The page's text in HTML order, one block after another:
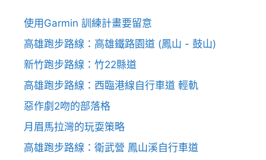
使用Garmin 訓練計畫要留意
高雄跑步路線：高雄鐵路園道 (鳳山 - 鼓山)
新竹跑步路線：竹22縣道
高雄跑步路線：西臨港線自行車道 輕軌
惡作劇2吻的部落格
月眉馬拉灣的玩耍策略
高雄跑步路線：衛武營 鳳山溪自行車道